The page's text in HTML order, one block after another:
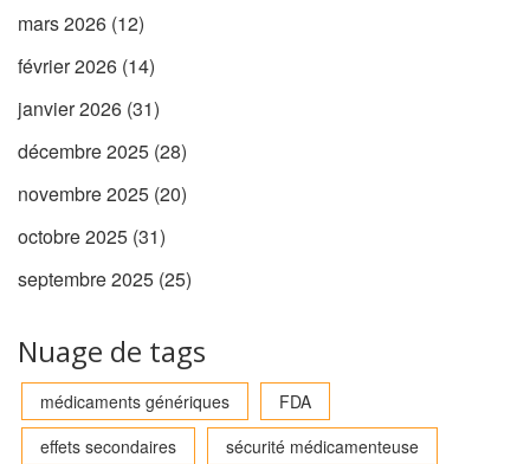
mars 2026 (12)
février 2026 (14)
janvier 2026 (31)
décembre 2025 (28)
novembre 2025 (20)
octobre 2025 (31)
septembre 2025 (25)
Nuage de tags
médicaments génériques
FDA
effets secondaires
sécurité médicamenteuse